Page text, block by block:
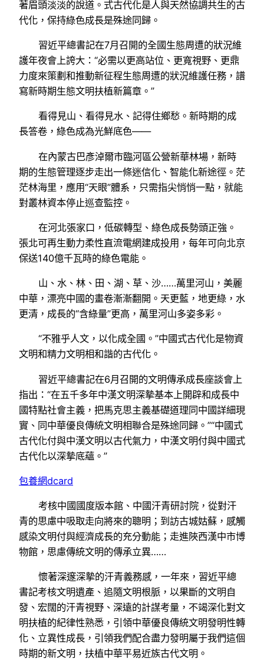
著眉頭淡淡的說道。式古代化是人與天然協調共生的古
代化，保持綠色成長是殊途同歸。
習近平總書記在7月召開的全國生態周遭的狀況維
護年夜會上誇大：“必需以更高站位、更寬視野、更鼎
力度來策劃和推動新征程生態周遭的狀況維護任務，譜
寫新時期生態文明扶植新篇章。”
看得見山、看得見水、記得住鄉愁。新時期的成
長答卷，綠色成為光鮮底色——
在內蒙古巴彥淖爾市臨河區公營新華林場，新時
期的生態管理逐步走出一條迷信化、智能化新途徑。茫
茫林海里，應用“天眼”體系，只需指尖悄悄一點，就能
對叢林資本停止巡查監控。
在河北張家口，低碳轉型、綠色成長勢頭正強。
張北可再生動力柔性直流電網建成投用，每年可向北京
保送140億千瓦時的綠色電能。
山、水、林、田、湖、草、沙……萬里河山，美麗
中華，漂亮中國的畫卷漸漸翻開。天更藍，地更綠，水
更清，成長的“含綠量”更高，萬里河山多姿多彩。
“不雅乎人文，以化成全國。”中國式古代化是物資
文明和精力文明相和諧的古代化。
習近平總書記在6月召開的文明傳承成長座談會上
指出：“在五千多年中漢文明深摯基本上開辟和成長中
國特點社會主義，把馬克思主義基礎道理同中國詳細現
實、同中華優良傳統文明相聯合是殊途同歸。”“中國式
古代化付與中漢文明以古代氣力，中漢文明付與中國式
古代化以深摯底蘊。”
包養網dcard
考核中國國度版本館、中國汗青研討院，從對汗
青的思慮中吸取走向將來的聰明；到訪古城姑蘇，感觸
感染文明付與經濟成長的充分動能；走進陜西漢中市博
物館，思慮傳統文明的傳承立異……
懷著深邃深摯的汗青義務感，一年來，習近平總
書記考核文明遺產、追隨文明根脈，以果斷的文明自
發、宏闊的汗青視野、深遠的計謀考量，不竭深化對文
明扶植的紀律性熟悉，引領中華優良傳統文明發明性轉
化、立異性成長，引領我們配合盡力發明屬于我們這個
時期的新文明，扶植中華平易近族古代文明。